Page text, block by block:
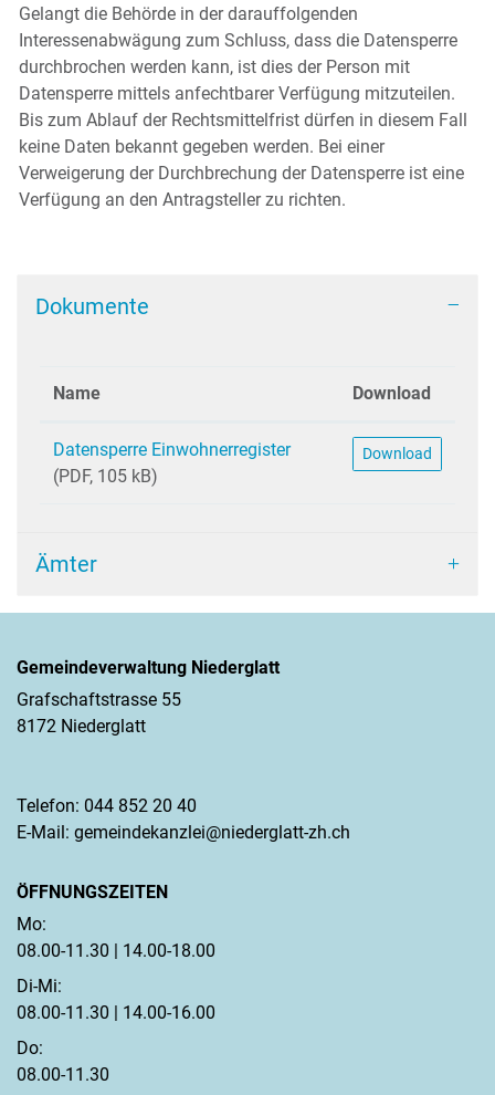
Gelangt die Behörde in der darauffolgenden
Interessenabwägung zum Schluss, dass die Datensperre
durchbrochen werden kann, ist dies der Person mit
Datensperre mittels anfechtbarer Verfügung mitzuteilen.
Bis zum Ablauf der Rechtsmittelfrist dürfen in diesem Fall
keine Daten bekannt gegeben werden. Bei einer
Verweigerung der Durchbrechung der Datensperre ist eine
Verfügung an den Antragsteller zu richten.
Dokumente
Name Download
Datensperre Einwohnerregister
(PDF, 105 kB)
Download
Ämter
Gemeindeverwaltung Niederglatt
Grafschaftstrasse 55
8172 Niederglatt
Telefon: 044 852 20 40
E-Mail: gemeindekanzlei@niederglatt-zh.ch
ÖFFNUNGSZEITEN
Mo:
08.00-11.30 | 14.00-18.00
Di-Mi:
08.00-11.30 | 14.00-16.00
Do:
08.00-11.30